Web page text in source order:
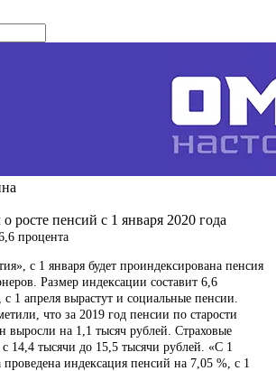
росте пенсий с 1 января 2020 года
процента
с 1 января будет проиндексирована пенсия
Размер индексации составит 6,6
1 апреля вырастут и социальные пенсии.
что за 2019 год пенсии по старости
выросли на 1,1 тысяч рублей. Страховые
14,4 тысячи до 15,5 тысячи рублей. «С 1
проведена индексация пенсий на 7,05 %, с 1